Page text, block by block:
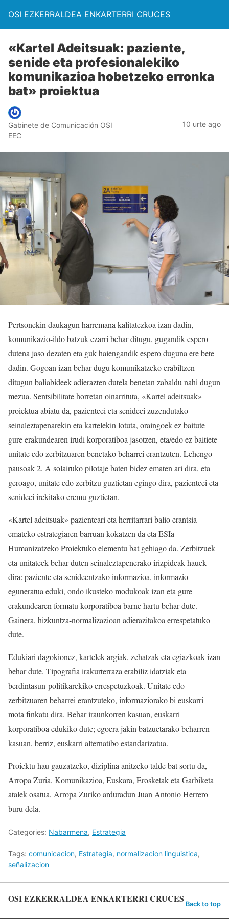
OSI EZKERRALDEA ENKARTERRI CRUCES
«Kartel Adeitsuak: paziente,
senide eta profesionalekiko
komunikazioa hobetzeko erronka
bat» proiektua
Gabinete de Comunicación OSI
EEC
10 urte ago
Pertsonekin daukagun harremana kalitatezkoa izan dadin,
komunikazio-ildo batzuk ezarri behar ditugu, gugandik espero
dutena jaso dezaten eta guk haiengandik espero duguna ere bete
dadin. Gogoan izan behar dugu komunikatzeko erabiltzen
ditugun baliabideek adierazten dutela benetan zabaldu nahi dugun
mezua. Sentsibilitate horretan oinarrituta, «Kartel adeitsuak»
proiektua abiatu da, pazienteei eta senideei zuzendutako
seinaleztapenarekin eta kartelekin lotuta, oraingoek ez baitute
gure erakundearen irudi korporatiboa jasotzen, eta/edo ez baitiete
unitate edo zerbitzuaren benetako beharrei erantzuten. Lehengo
pausoak 2. A solairuko pilotaje baten bidez ematen ari dira, eta
geroago, unitate edo zerbitzu guztietan egingo dira, pazienteei eta
senideei irekitako eremu guztietan.
«Kartel adeitsuak» pazienteari eta herritarrari balio erantsia
emateko estrategiaren barruan kokatzen da eta ESIa
Humanizatzeko Proiektuko elementu bat gehiago da. Zerbitzuek
eta unitateek behar duten seinaleztapenerako irizpideak hauek
dira: paziente eta senideentzako informazioa, informazio
eguneratua eduki, ondo ikusteko modukoak izan eta gure
erakundearen formatu korporatiboa barne hartu behar dute.
Gainera, hizkuntza-normalizazioan adierazitakoa errespetatuko
dute.
Edukiari dagokionez, kartelek argiak, zehatzak eta egiazkoak izan
behar dute. Tipografia irakurterraza erabiliz idatziak eta
berdintasun-politikarekiko errespetuzkoak. Unitate edo
zerbitzuaren beharrei erantzuteko, informaziorako bi euskarri
mota finkatu dira. Behar iraunkorren kasuan, euskarri
korporatiboa edukiko dute; egoera jakin batzuetarako beharren
kasuan, berriz, euskarri alternatibo estandarizatua.
Proiektu hau gauzatzeko, diziplina anitzeko talde bat sortu da,
Arropa Zuria, Komunikazioa, Euskara, Erosketak eta Garbiketa
atalek osatua, Arropa Zuriko arduradun Juan Antonio Herrero
buru dela.
Categories: Nabarmena, Estrategia
Tags: comunicacion, Estrategia, normalizacion linguistica,
señalizacion
OSI EZKERRALDEA ENKARTERRI CRUCES Back to top